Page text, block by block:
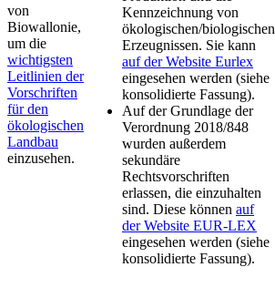
von
Biowallonie,
um die
wichtigsten
Leitlinien der
Vorschriften
für den
ökologischen
Landbau
einzusehen.
Kennzeichnung von
ökologischen/biologischen
Erzeugnissen. Sie kann
auf der Website Eurlex
eingesehen werden (siehe
konsolidierte Fassung).
Auf der Grundlage der
Verordnung 2018/848
wurden außerdem
sekundäre
Rechtsvorschriften
erlassen, die einzuhalten
sind. Diese können auf
der Website EUR-LEX
eingesehen werden (siehe
konsolidierte Fassung).